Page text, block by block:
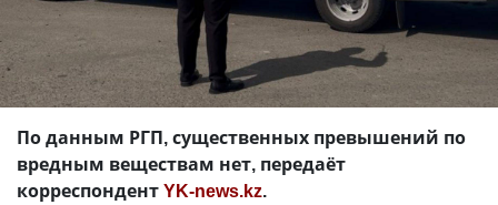
По данным РГП, существенных превышений по
вредным веществам нет, передаёт
корреспондентYK-news.kz.